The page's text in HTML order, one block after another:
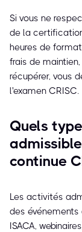
Si vous ne
de la
heures de
frais de
récupérer, vous
l'examen CRISC.
Quels
continue
Les activités
des
ISACA,